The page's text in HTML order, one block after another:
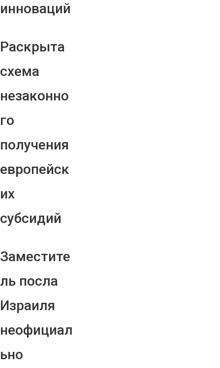
инноваций
Раскрыта
схема
незаконно
го
получения
европейск
их
субсидий
Заместите
ль посла
Израиля
неофициал
ьно